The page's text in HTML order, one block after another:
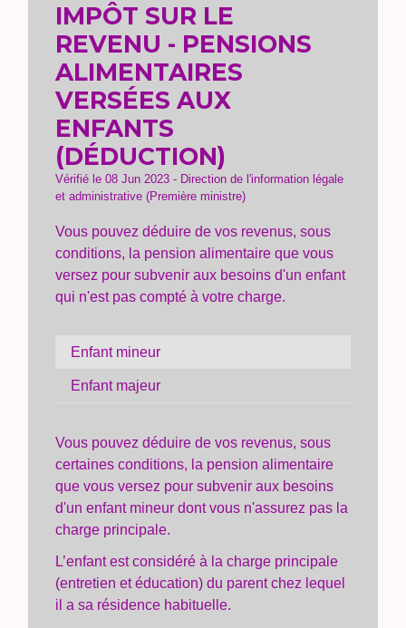
IMPÔT SUR LE
REVENU - PENSIONS
ALIMENTAIRES
VERSÉES AUX
ENFANTS
(DÉDUCTION)
Vérifié le 08 Jun 2023 - Direction de l'information légale
et administrative (Première ministre)
Vous pouvez déduire de vos revenus, sous
conditions, la pension alimentaire que vous
versez pour subvenir aux besoins d'un enfant
qui n'est pas compté à votre charge.
Enfant mineur
Enfant majeur
Vous pouvez déduire de vos revenus, sous
certaines conditions, la pension alimentaire
que vous versez pour subvenir aux besoins
d'un enfant mineur dont vous n'assurez pas la
charge principale.
L’enfant est considéré à la charge principale
(entretien et éducation) du parent chez lequel
il a sa résidence habituelle.